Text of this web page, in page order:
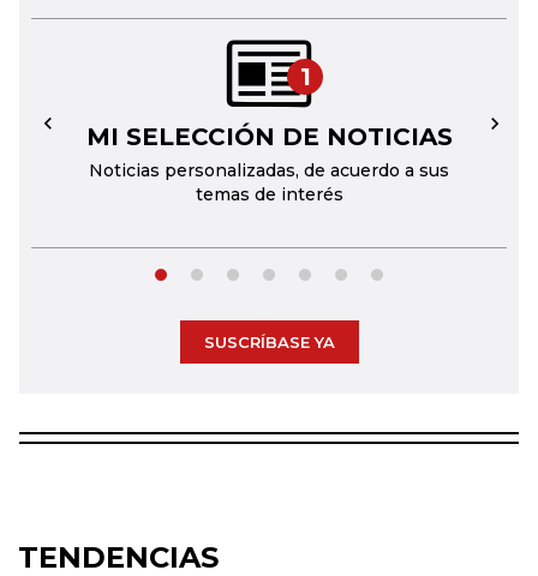
1
MI SELECCIÓN DE NOTICIAS
Noticias personalizadas, de acuerdo a sus
temas de interés
← →
SUSCRÍBASE YA
TENDENCIAS